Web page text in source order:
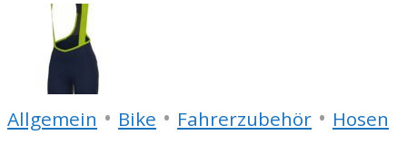
Allgemein • Bike • Fahrerzubehör • Hosen